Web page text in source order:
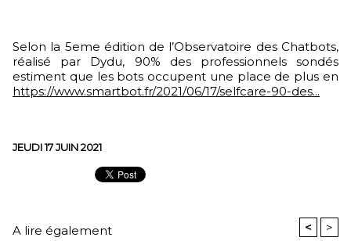
Selon la 5eme édition de l’Observatoire des Chatbots,
réalisé par Dydu, 90% des professionnels sondés
estiment que les bots occupent une place de plus en
https://www.smartbot.fr/2021/06/17/selfcare-90-des...
JEUDI 17 JUIN 2021
A lire également < >